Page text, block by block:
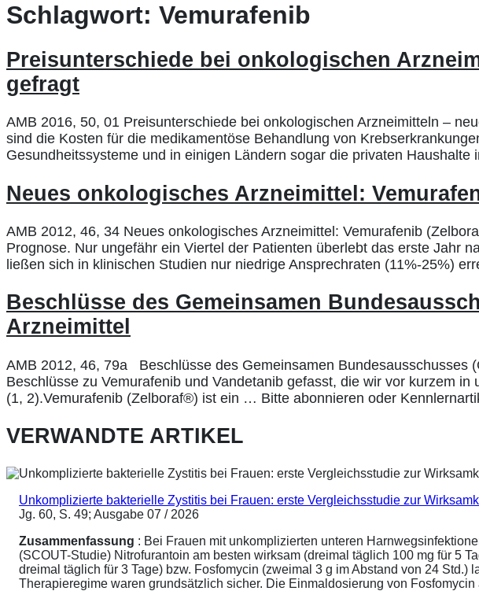
Schlagwort: Vemurafenib
Preisunterschiede bei onkologischen
gefragt
AMB 2016, 50, 01 Preisunterschiede bei onkologischen Arzneimitteln –
sind die Kosten für die medikamentöse Behandlung von
Gesundheitssysteme und in einigen Ländern sogar die privaten
Neues onkologisches Arzneimittel:
AMB 2012, 46, 34 Neues onkologisches Arzneimittel: Vemurafenib
Prognose. Nur ungefähr ein Viertel der Patienten überlebt das erste Jahr
ließen sich in klinischen Studien nur niedrige Ansprechraten (11%-25%)
Beschlüsse des Gemeinsamen
Arzneimittel
AMB 2012, 46, 79a Beschlüsse des Gemeinsamen
Beschlüsse zu Vemurafenib und Vandetanib gefasst, die wir vor kurzem
(1, 2).Vemurafenib (Zelboraf®) ist ein … Bitte abonnieren oder
VERWANDTE ARTIKEL
Unkomplizierte bakterielle Zystitis bei Frauen: erste Vergleichsstudie zur
Jg. 60, S. 49; Ausgabe 07 / 2026
Zusammenfassung : Bei Frauen mit unkomplizierten unteren
(SCOUT-Studie) Nitrofurantoin am besten wirksam (dreimal täglich 100 mg für 5
dreimal täglich für 3 Tage) bzw. Fosfomycin (zweimal 3 g im Abstand von 24
Therapieregime waren grundsätzlich sicher. Die Einmaldosierung von